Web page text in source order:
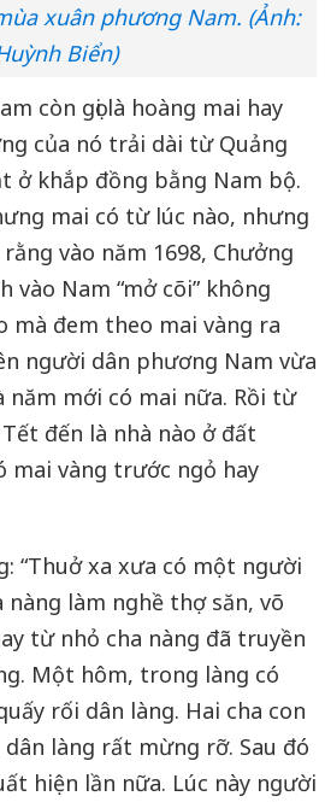
xuân phương Nam. (Ảnh:
Biển)
còn gọi là hoàng mai hay
của nó trải dài từ Quảng
ở khắp đồng bằng Nam bộ.
mai có từ lúc nào, nhưng
vào năm 1698, Chưởng
vào Nam “mở cõi” không
mà đem theo mai vàng ra
người dân phương Nam vừa
năm mới có mai nữa. Rồi từ
đến là nhà nào ở đất
mai vàng trước ngỏ hay
“Thuở xa xưa có một người
nàng làm nghề thợ săn, võ
từ nhỏ cha nàng đã truyền
Một hôm, trong làng có
rối dân làng. Hai cha con
làng rất mừng rỡ. Sau đó
hiện lần nữa. Lúc này người